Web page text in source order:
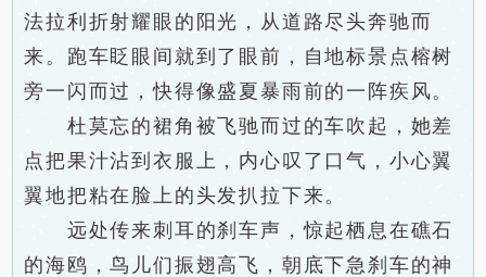
法拉利折射耀眼的阳光，从道路尽头奔驰而
来。跑车眨眼间就到了眼前，自地标景点榕树
旁一闪而过，快得像盛夏暴雨前的一阵疾风。
杜莫忘的裙角被飞驰而过的车吹起，她差
点把果汁沾到衣服上，内心叹了口气，小心翼
翼地把粘在脸上的头发扒拉下来。
远处传来刺耳的刹车声，惊起栖息在礁石
的海鸥，鸟儿们振翅高飞，朝底下急刹车的神